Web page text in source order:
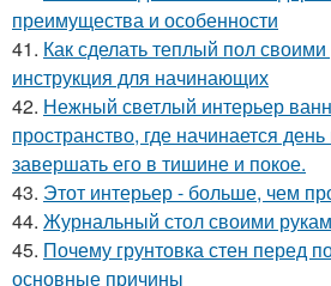
преимущества и особенности
41. Как сделать теплый пол
инструкция для начинающих
42. Нежный светлый интерьер
пространство, где начинается
завершать его в тишине и покое.
43. Этот интерьер - больше, чем
44. Журнальный стол своими
45. Почему грунтовка стен перед
основные причины